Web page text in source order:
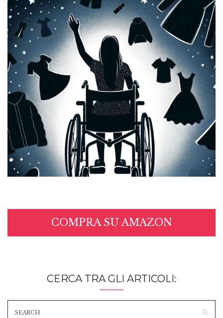
COMPRA SU AMAZON
CERCA TRA GLI ARTICOLI: